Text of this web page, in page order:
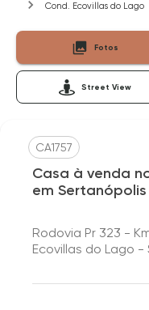
Cond. Ecovillas do Lago
Fotos
Street View
CA1757
Casa à venda
em Sertanópolis
Rodovia Pr 323 - Km
Ecovillas do Lago -